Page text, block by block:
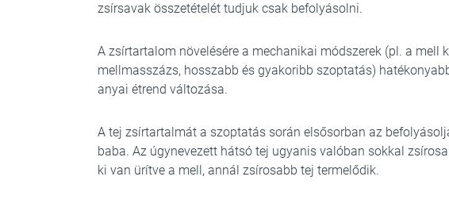
zsírsavak összetételét tudjuk csak befolyásolni.
A zsírtartalom növelésére a mechanikai módszerek (pl. a mell
mellmasszázs, hosszabb és gyakoribb szoptatás)
anyai étrend változása.
A tej zsírtartalmát a szoptatás során elsősorban az
baba. Az úgynevezett hátsó tej ugyanis valóban sokkal
ki van ürítve a mell, annál zsírosabb tej termelődik.